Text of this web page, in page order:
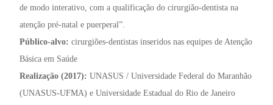
de modo interativo, com a qualificação do cirurgião-dentista na
atenção pré-natal e puerperal”.
Público-alvo: cirurgiões-dentistas inseridos nas equipes de Atenção
Básica em Saúde
Realização (2017):UNASUS / Universidade Federal do Maranhão
(UNASUS-UFMA) e Universidade Estadual do Rio de Janeiro